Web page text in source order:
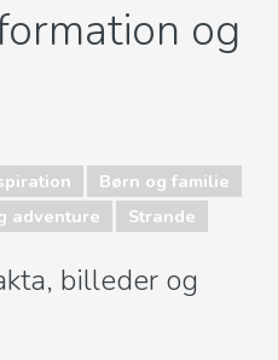
og
Børn og familie
adventure Strande
billeder og